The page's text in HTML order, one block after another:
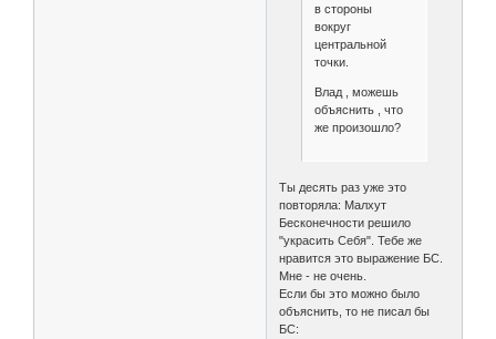
в стороны
вокруг
центральной
точки.
Влад , можешь
объяснить , что
же произошло?
Ты десять раз уже это
повторяла: Малхут
Бесконечности решило
"украсить Себя". Тебе же
нравится это выражение БС.
Мне - не очень.
Если бы это можно было
объяснить, то не писал бы
БС: